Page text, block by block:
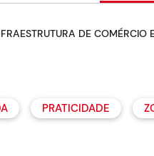
DE COMÉRCIO
PRATICIDADE